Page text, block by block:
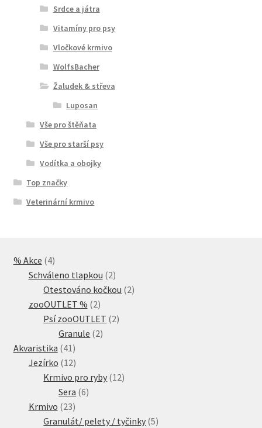
Srdce a játra
Vitamíny pro psy
Vločkové krmivo
WolfsBacher
Žaludek & střeva
Luposan
Vše pro štěňata
Vše pro starší psy
Vodítka a obojky
Top značky
Veterinární krmivo
% Akce 44
produkty
Schváleno tlapkou 22
produkty
Otestováno kočkou 22
zooOUTLET % 22
produkty
Psí zooOUTLET 22
Granule 22
Akvaristika 41 41
produktů
Jezírko 1212
produktů
Krmivo pro ryby 1212
Sera 66
Krmivo 2323
produktů
Granulát/ pelety / tyčinky 55